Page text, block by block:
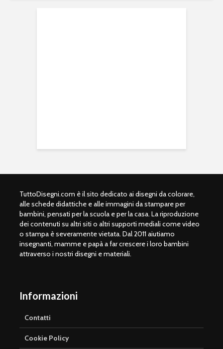
TuttoDisegni.com è il sito dedicato ai disegni da colorare,
alle schede didattiche e alle immagini da stampare per
bambini, pensati per la scuola e per la casa. La riproduzione
dei contenuti su altri siti o altri supporti mediali come video
o stampa è severamente vietata. Dal 2011 aiutiamo
insegnanti, mamme e papà a far crescere i loro bambini
attraverso i nostri disegni e materiali.
Informazioni
Contatti
Cookie Policy